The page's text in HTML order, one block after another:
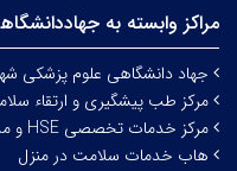
مراکز وابسته به
جهاد دانشگاهی علوم پزشکی
مرکز طب پیشگیری و ارتقاء
مرکز خدمات تخصصی HSE و مدیریت خطر
هاب خدمات سلامت در منزل